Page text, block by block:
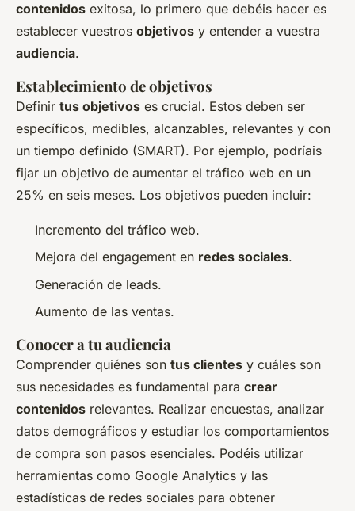
contenidos exitosa, lo primero que debéis hacer es
establecer vuestros objetivos y entender a vuestra
audiencia.
Establecimiento de objetivos
Definir tus objetivos es crucial. Estos deben ser
específicos, medibles, alcanzables, relevantes y con
un tiempo definido (SMART). Por ejemplo, podríais
fijar un objetivo de aumentar el tráfico web en un
25% en seis meses. Los objetivos pueden incluir:
Incremento del tráfico web.
Mejora del engagement en redes sociales.
Generación de leads.
Aumento de las ventas.
Conocer a tu audiencia
Comprender quiénes son tus clientes y cuáles son
sus necesidades es fundamental para crear
contenidos relevantes. Realizar encuestas, analizar
datos demográficos y estudiar los comportamientos
de compra son pasos esenciales. Podéis utilizar
herramientas como Google Analytics y las
estadísticas de redes sociales para obtener